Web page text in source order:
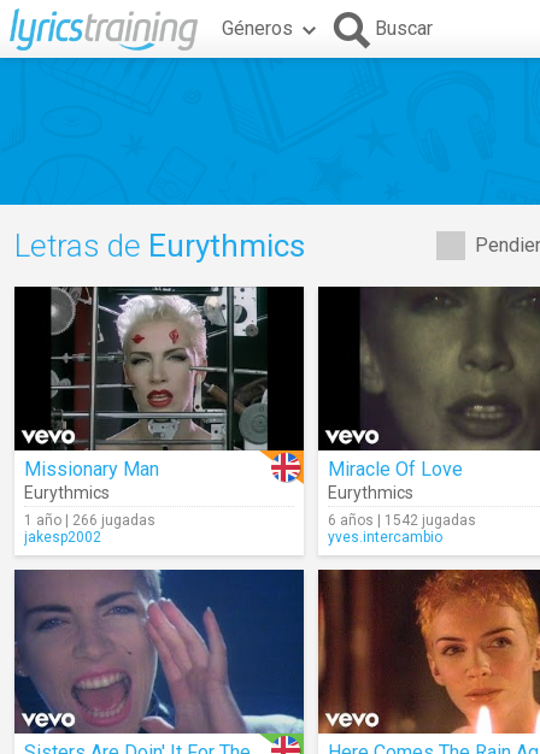
Géneros Buscar
Letras de Eurythmics
Missionary Man
Eurythmics
1 año | 266 jugadas
jakesp2002
Miracle Of Love
Eurythmics
6 años | 1542 jugadas
yves.intercambio